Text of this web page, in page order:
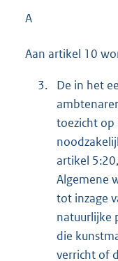
A
Aan artikel 10
3.
De in het
toezicht op
artikel
Algemene
tot inzage
natuurlijke
die
verricht of